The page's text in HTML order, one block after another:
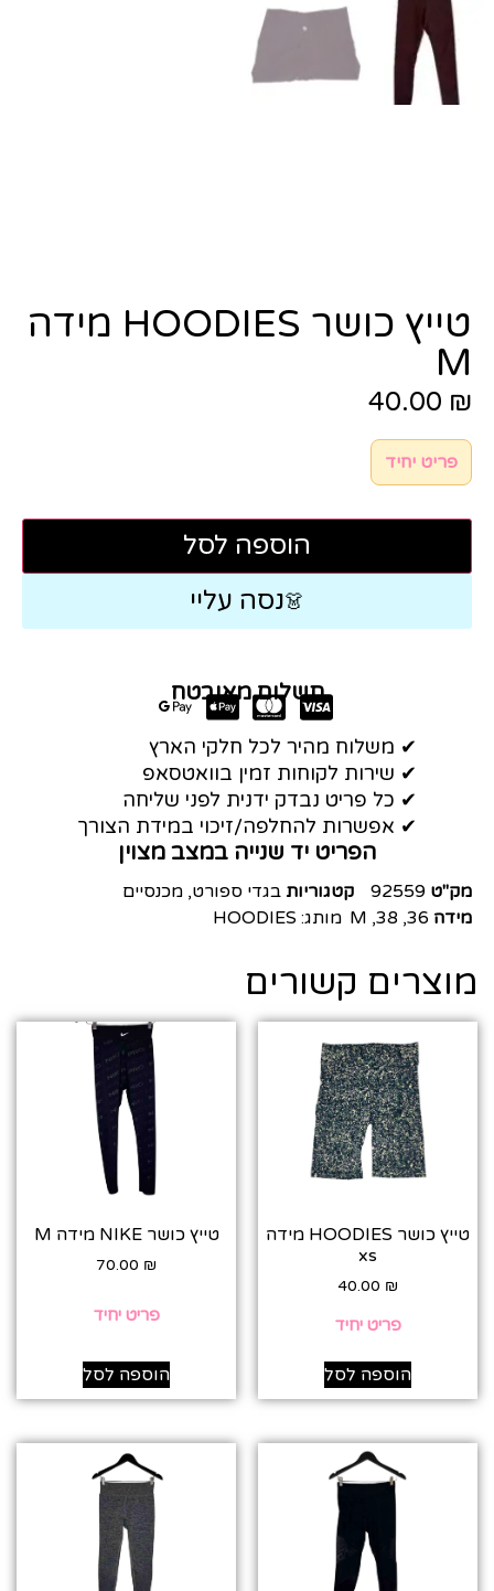
טייץ כושר HOODIES מידה
M
40.00 ₪
פריט יחיד
הוספה לסל
👗נסה עליי
תשלום מאובטח
✔ משלוח מהיר לכל חלקי הארץ
✔ שירות לקוחות זמין בוואטסאפ
✔ כל פריט נבדק ידנית לפני שליחה
✔ אפשרות להחלפה/זיכוי במידת הצורך
הפריט יד שנייה במצב מצוין
מק"ט 92559 קטגוריות בגדי ספורט, מכנסיים
מידה 36
,
38
,
M מותג: HOODIES
מוצרים קשורים
טייץ כושר HOODIES מידה
xs
40.00 ₪
פריט יחיד
הוספה לסל
טייץ כושר NIKE מידה M
70.00 ₪
פריט יחיד
הוספה לסל